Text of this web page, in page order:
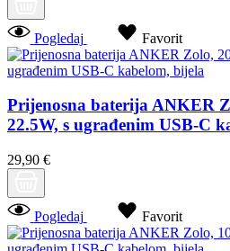
Pogledaj Favorit
Prijenosna baterija ANKER
22.5W, s ugrađenim USB-C
29,90 €
Pogledaj Favorit